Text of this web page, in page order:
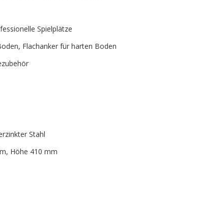
Spielplätze
Flachanker für harten Boden
Stahl
Höhe 410 mm